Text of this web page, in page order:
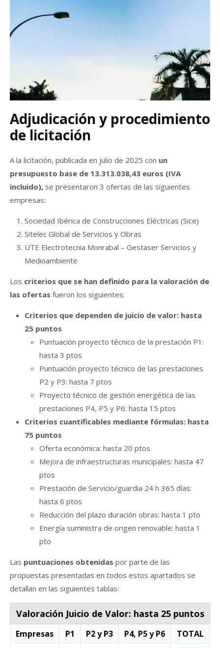
Adjudicación y procedimiento
de licitación
A la licitación, publicada en julio de 2025 con un
presupuesto base de 13.313.038,43 euros (IVA
incluido), se presentaron 3 ofertas de las siguientes
empresas:
Sociedad Ibérica de Construcciones Eléctricas (Sice)
Sitelec Global de Servicios y Obras
UTE Electrotecnia Monrabal – Gestaser Servicios y
Medioambiente
Los criterios que se han definido para la valoración de
las ofertas fueron los siguientes:
Criterios que dependen de juicio de valor: hasta
25 puntos
Puntuación proyecto técnico de la prestación P1:
hasta 3 ptos
Puntuación proyecto técnico de las prestaciones
P2 y P3: hasta 7 ptos
Proyecto técnico de gestión energética de las
prestaciones P4, P5 y P6: hasta 15 ptos
Criterios cuantificables mediante fórmulas: hasta
75 puntos
Oferta económica: hasta 20 ptos
Mejora de infraestructuras municipales: hasta 47
ptos
Prestación de Servicio/guardia 24 h 365 días:
hasta 6 ptos
Reducción del plazo duración obras: hasta 1 pto
Energía suministra de origen renovable: hasta 1
pto
Las puntuaciones obtenidas por parte de las
propuestas presentadas en todos estos apartados se
detallan en las siguientes tablas:
Valoración Juicio de Valor: hasta 25 puntos
Empresas P1 P2 y P3 P4, P5 y P6
TOTAL